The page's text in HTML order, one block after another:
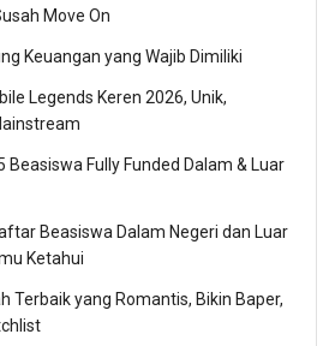
Move On
Keuangan yang Wajib Dimiliki
Legends Keren 2026, Unik,
Beasiswa Fully Funded Dalam & Luar
Beasiswa Dalam Negeri dan Luar
Ketahui
Terbaik yang Romantis, Bikin Baper,